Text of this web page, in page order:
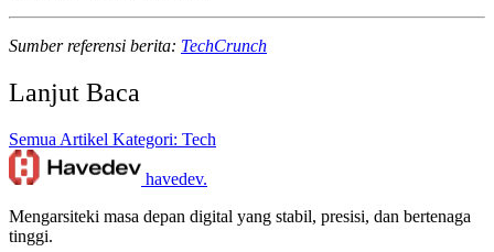
Sumber referensi berita: TechCrunch
Lanjut Baca
Semua Artikel Kategori: Tech
havedev.
Mengarsiteki masa depan digital yang stabil, presisi, dan bertenaga
tinggi.